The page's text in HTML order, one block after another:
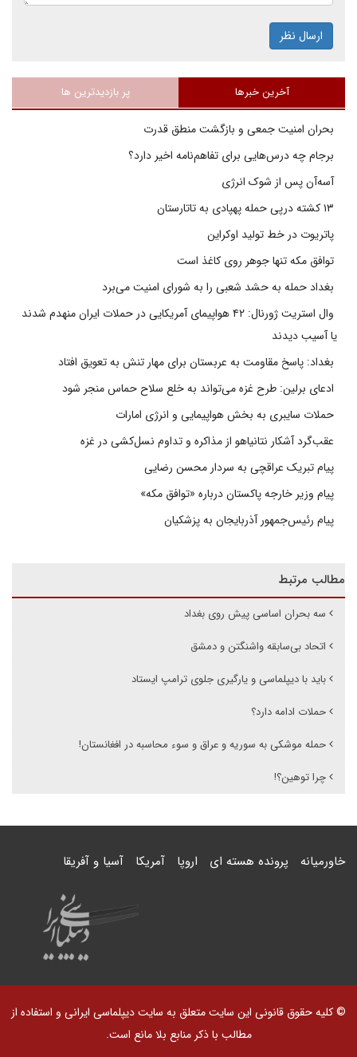
ارسال نظر
آخرین خبرها پر بازدیدترین ها
بحران امنیت جمعی و بازگشت منطق قدرت
برجام چه درس‌هایی برای تفاهم‌نامه اخیر دارد؟
آسه‌آن پس از شوک انرژی
پاتریوت در خط تولید اوکراین
توافق مکه تنها جوهر روی کاغذ است
بغداد حمله به حشد شعبی را به شورای امنیت می‌برد
وال استریت ژورنال: ۴۲ هواپیمای آمریکایی در حملات ایران منهدم شدند
یا آسیب دیدند
بغداد: پاسخ مقاومت به عربستان برای مهار تنش به تعویق افتاد
ادعای برلین: طرح غزه می‌تواند به خلع سلاح حماس منجر شود
حملات سایبری به بخش هواپیمایی و انرژی امارات
عقب‌گرد آشکار نتانیاهو از مذاکره و تداوم نسل‌کشی در غزه
پیام تبریک عراقچی به سردار محسن رضایی
پیام وزیر خارجه پاکستان درباره «توافق مکه»
پیام رئیس‌جمهور آذربایجان به پزشکیان
مطالب مرتبط
سه بحران اساسی پیش روی بغداد
اتحاد بی‌سابقه واشنگتن و دمشق
باید با دیپلماسی و یارگیری جلوی ترامپ ایستاد
حملات ادامه دارد؟
حمله موشکی به سوریه و عراق و سوء محاسبه در افغانستان!
چرا توهین؟!
خاورمیانه پرونده هسته ای اروپا آمریکا آسیا و آفریقا
© کلیه حقوق قانونی این سایت متعلق به سایت دیپلماسی ایرانی و استفاده از
مطالب با ذکر منابع بلا مانع است.